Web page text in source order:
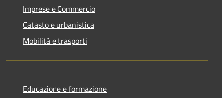
Imprese e Commercio
Catasto e urbanistica
Mobilità e trasporti
Educazione e formazione